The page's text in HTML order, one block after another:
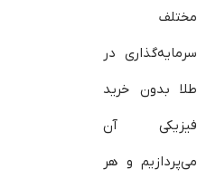
مختلف
سرمایه‌گذاری در
طلا بدون خرید
فیزیکی آن
می‌پردازیم و هر